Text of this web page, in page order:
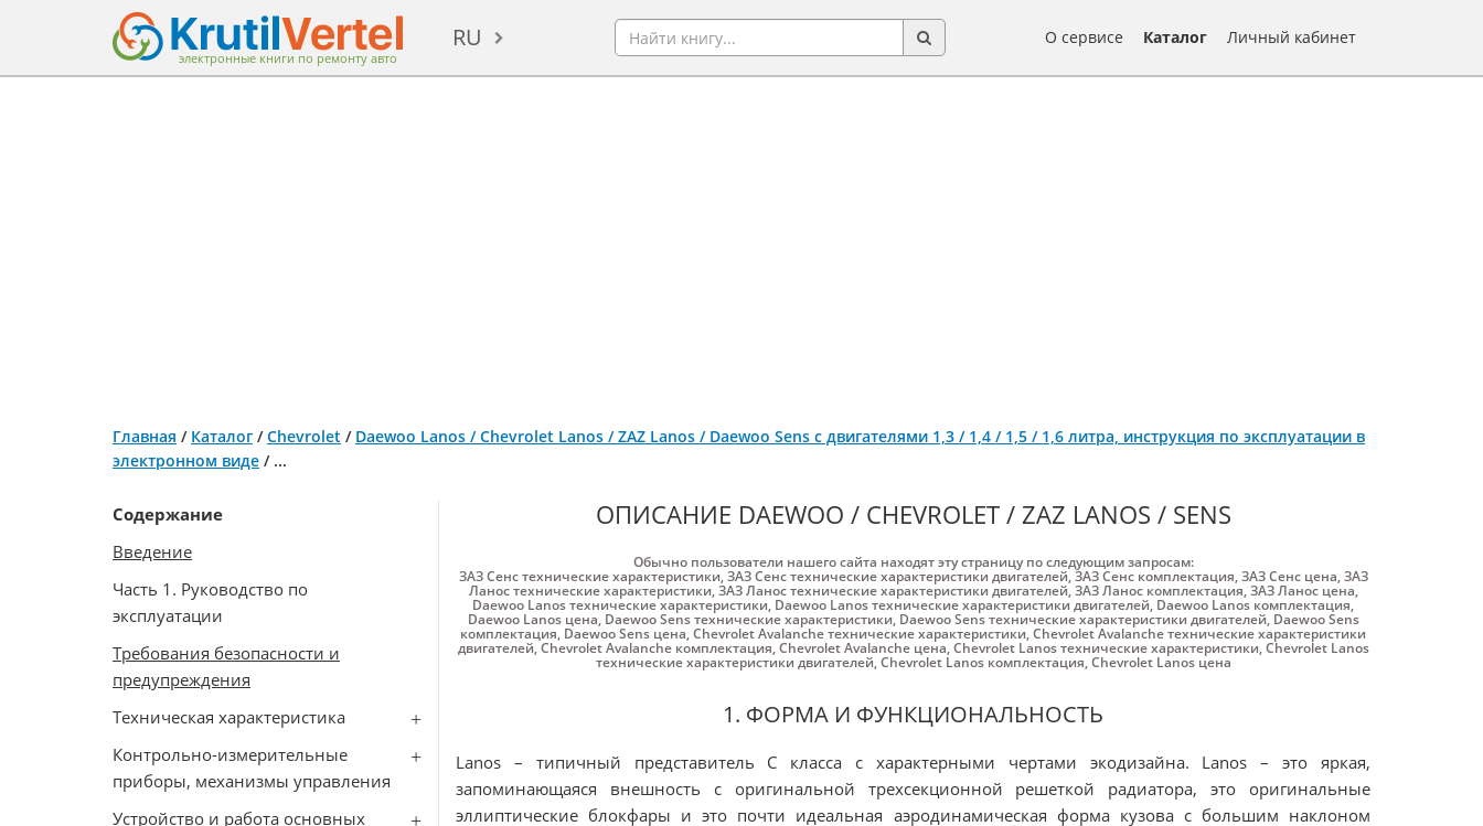
электронные книги по ремонту авто
RU О сервисе Каталог Личный кабинет
Главная / Каталог /Chevrolet / Daewoo Lanos / Chevrolet Lanos / ZAZ Lanos / Daewoo Sens c двигателями 1,3 / 1,4 / 1,5 / 1,6 литра, инструкция по эксплуатации в
электронном виде / ...
Содержание
Введение
Часть 1. Руководство по
эксплуатации
Требования безопасности и
предупреждения
Техническая характеристика
Контрольно-измерительные
приборы, механизмы управления
Устройство и работа основных
ОПИСАНИЕ DAEWOO / CHEVROLET / ZAZ LANOS / SENS
Обычно пользователи нашего сайта находят эту страницу по следующим запросам:
ЗАЗ Cенс технические характеристики,ЗАЗ Cенс технические характеристики двигателей,ЗАЗ Cенс комплектация,ЗАЗ Cенс цена,ЗАЗ
Ланос технические характеристики,ЗАЗ Ланос технические характеристики двигателей,ЗАЗ Ланос комплектация,ЗАЗ Ланос цена,
Daewoo Lanos технические характеристики, Daewoo Lanos технические характеристики двигателей, Daewoo Lanos комплектация,
Daewoo Lanos цена, Daewoo Sens технические характеристики, Daewoo Sens технические характеристики двигателей, Daewoo Sens
комплектация, Daewoo Sens цена,Chevrolet Avalanche технические характеристики,Chevrolet Avalanche технические характеристики
двигателей,Chevrolet Avalanche комплектация,Chevrolet Avalanche цена,Chevrolet Lanos технические характеристики,Chevrolet Lanos
технические характеристики двигателей,Chevrolet Lanos комплектация,Chevrolet Lanos цена
1. ФОРМА И ФУНКЦИОНАЛЬНОСТЬ
Lanos – типичный представитель C класса с характерными чертами экодизайна. Lanos – это яркая,
запоминающаяся внешность с оригинальной трехсекционной решеткой радиатора, это оригинальные
эллиптические блокфары и это почти идеальная аэродинамическая форма кузова с большим наклоном